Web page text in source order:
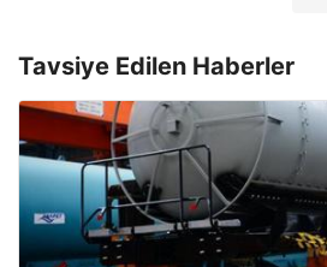
Tavsiye Edilen Haberler